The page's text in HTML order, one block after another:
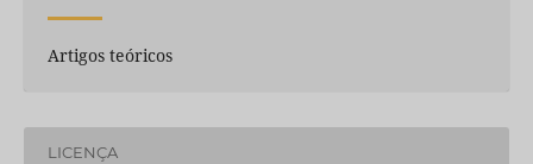
Artigos teóricos
LICENÇA